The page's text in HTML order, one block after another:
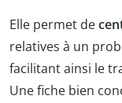
Elle permet de
relatives à un
facilitant ainsi le
Une fiche bien